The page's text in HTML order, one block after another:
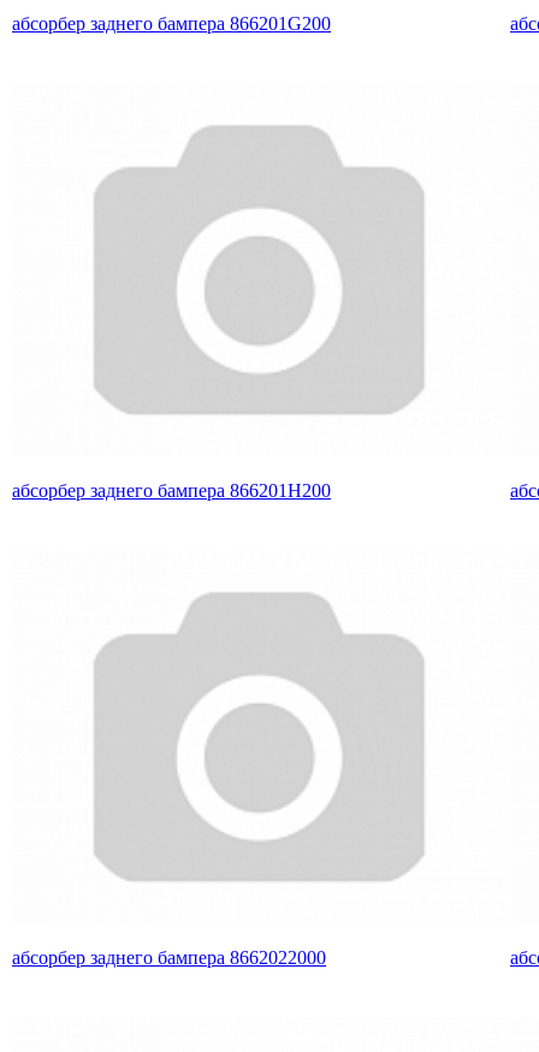
абсорбер заднего бампера 866201G200
абсорбер заднего бампера 866201H200
абсорбер заднего бампера 8662022000